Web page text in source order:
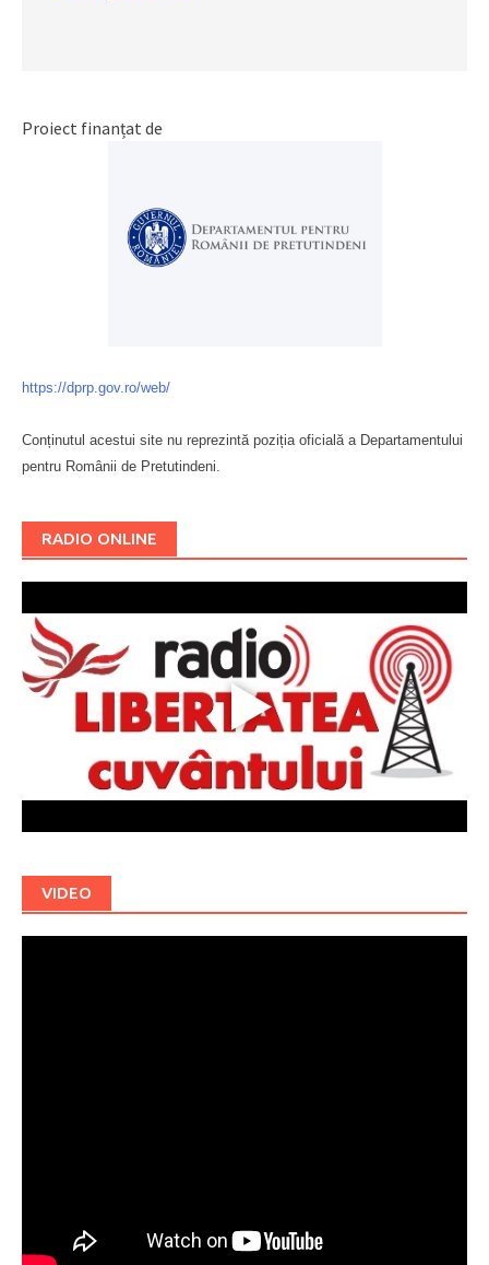
Proiect finanțat de
https://dprp.gov.ro/web/
Conținutul acestui site nu reprezintă poziția oficială a Departamentului
pentru Românii de Pretutindeni.
RADIO ONLINE
VIDEO